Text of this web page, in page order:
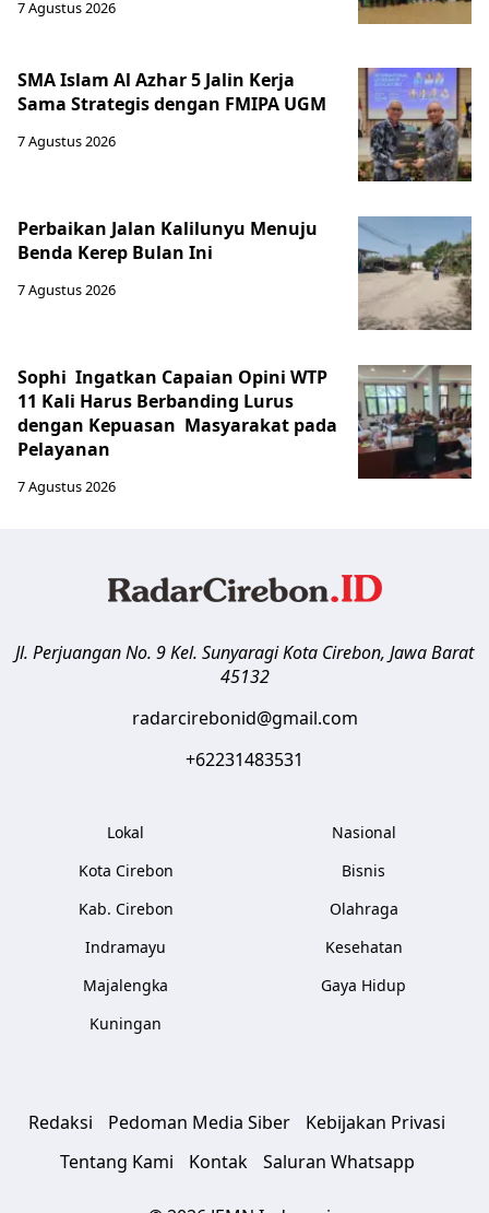
7 Agustus 2026
SMA Islam Al Azhar 5 Jalin Kerja
Sama Strategis dengan FMIPA UGM
7 Agustus 2026
Perbaikan Jalan Kalilunyu Menuju
Benda Kerep Bulan Ini
7 Agustus 2026
Sophi Ingatkan Capaian Opini WTP
11 Kali Harus Berbanding Lurus
dengan Kepuasan Masyarakat pada
Pelayanan
7 Agustus 2026
Jl. Perjuangan No. 9 Kel. SunyaragiKota Cirebon, Jawa Barat
45132
radarcirebonid@gmail.com
+62231483531
Lokal
Kota Cirebon
Kab. Cirebon
Indramayu
Majalengka
Kuningan
Nasional
Bisnis
Olahraga
Kesehatan
Gaya Hidup
Redaksi Pedoman Media Siber
Kebijakan Privasi
Tentang Kami
Kontak Saluran Whatsapp